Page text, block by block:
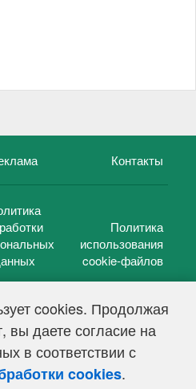
cookies. Продолжая
вы даете согласие на
в соответствии с
cookies.
Контакты
Политика
использования
cookie-файлов
— 2026 г.
СМИ Эл № ФС 77-39848, выдано
в сфере связи,
и массовых коммуникаций